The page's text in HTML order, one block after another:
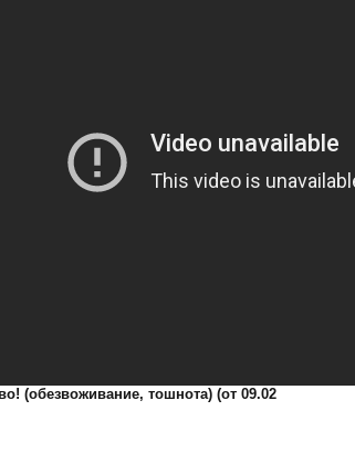
(обезвоживание, тошнота) (от 09.02